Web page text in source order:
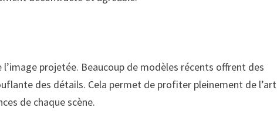
projetée. Beaucoup de modèles récents offrent des
des détails. Cela permet de profiter pleinement de l’art
de chaque scène.